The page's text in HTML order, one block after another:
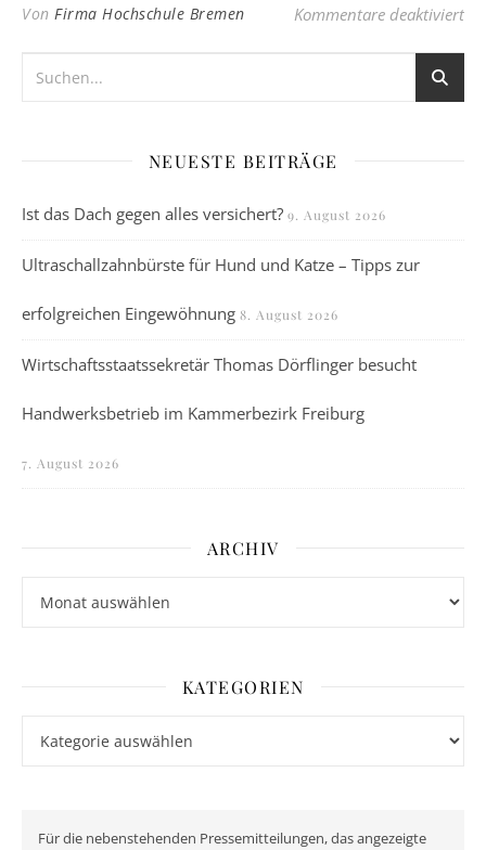
Von Firma Hochschule Bremen Kommentare deaktiviertfür
NEUESTE BEITRÄGE
Ist das Dach gegen alles versichert? 9. August 2026
Ultraschallzahnbürste für Hund und Katze – Tipps zur
erfolgreichen Eingewöhnung 8. August 2026
Wirtschaftsstaatssekretär Thomas Dörflinger besucht
Handwerksbetrieb im Kammerbezirk Freiburg
7. August 2026
ARCHIV
KATEGORIEN
Für die nebenstehenden Pressemitteilungen, das angezeigte